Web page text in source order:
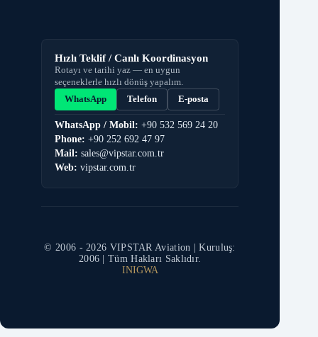
Hızlı Teklif / Canlı Koordinasyon
Rotayı ve tarihi yaz — en uygun
seçeneklerle hızlı dönüş yapalım.
WhatsApp
Telefon E-posta
WhatsApp / Mobil: +90 532 569 24 20
Phone: +90 252 692 47 97
Mail: sales@vipstar.com.tr
Web: vipstar.com.tr
© 2006 -2026 VIPSTAR Aviation | Kuruluş:
2006 | Tüm Hakları Saklıdır.
INIGWA